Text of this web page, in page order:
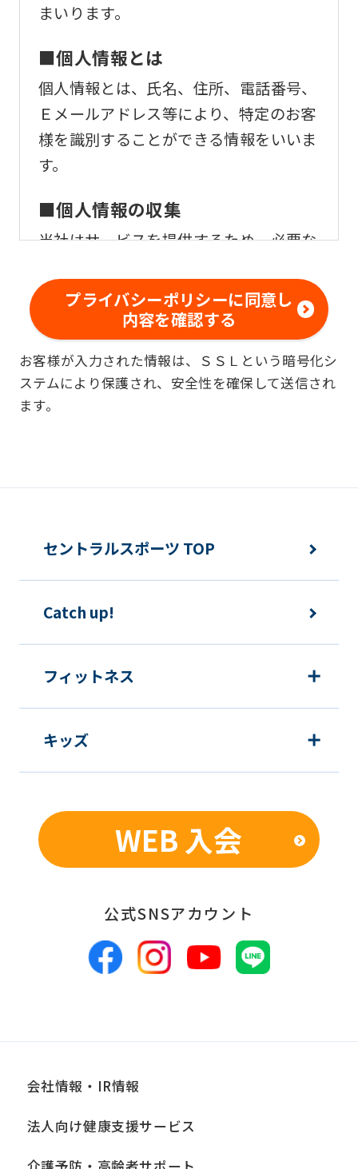
まいります。
■個人情報とは
個人情報とは、氏名、住所、電話番号、
Ｅメールアドレス等により、特定のお客
様を識別することができる情報をいいま
す。
■個人情報の収集
当社はサービスを提供するため、必要な
客様の個人情報を収集いたします。
■個人情報の利用
お客様からお預かりした個人情報は、以
下の目的で使用させて頂きます。また、
違法または不当な行為を助長し、または
ご利用上の諸連絡や利用状況の確認の
む）等、新商品・サービスの立案・開
発・実施のため
新商品・サービスやイベント情報を含
個人を特定できないよう加工したうえ
での統計的なデータの作成、活用、公
■個人情報の管理
報は、適切かつ慎重に管理し、漏洩、改
ざん、紛失等がないよう適正な管理に努
めます。当社において安全管理のために
講じている措置の内容については、本プ
■個人情報の開示
当社は、お客様からお預かりした個人情
報は、正当な理由がある場合を除き、ご
プライバシーポリシーに同意し
内容を確認する
お客様が入力された情報は、ＳＳＬという暗号化シ
ステムにより保護され、安全性を確保して送信され
ます。
セントラルスポーツ TOP
Catch up!
フィットネス
キッズ
WEB 入会
公式SNSアカウント
会社情報・IR情報
法人向け健康支援サービス